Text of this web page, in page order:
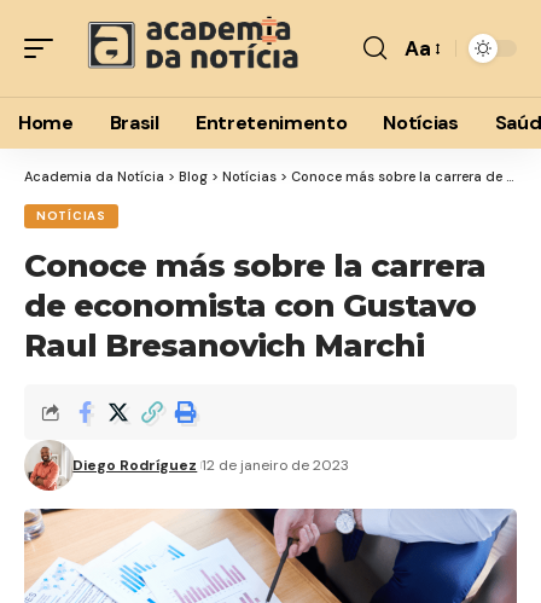
Font
Resizer
Aa
Home Brasil Entretenimento Notícias
Academia da Notícia > Blog > Notícias > Conoce más sobre la carrera de economista con Gustavo Raul Bresanovich Marchi
NOTÍCIAS
Conoce más sobre la carrera
de economista con Gustavo
Raul Bresanovich Marchi
Diego Rodríguez 12 de janeiro de 2023